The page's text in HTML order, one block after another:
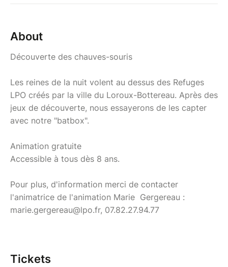
About
Découverte des chauves-souris
Les reines de la nuit volent au dessus des Refuges
LPO créés par la ville du Loroux-Bottereau. Après des
jeux de découverte, nous essayerons de les capter
avec notre "batbox".
Animation gratuite
Accessible à tous dès 8 ans.
Pour plus, d'information merci de contacter
l'animatrice de l'animation Marie Gergereau :
marie.gergereau@lpo.fr, 07.82.27.94.77
Tickets